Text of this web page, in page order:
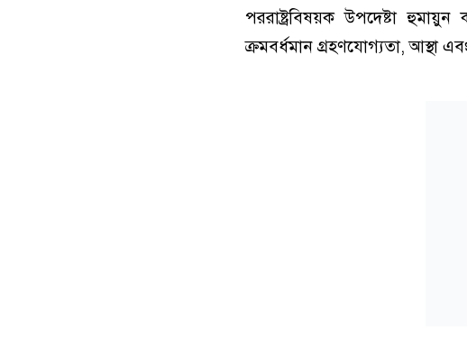
পররাষ্ট্রবিষয়ক উপদেষ্টা
ক্রমবর্ধমান গ্রহণযোগ্যতা, আস্থা